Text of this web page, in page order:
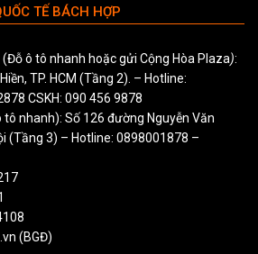
TẾ BÁCH HỢP
ô tô nhanh hoặc gửi Cộng Hòa Plaza):
TP. HCM (Tầng 2). – Hotline:
CSKH: 090 456 9878
nhanh): Số 126 đường Nguyễn Văn
(Tầng 3) – Hotline: 0898001878 –
(BGĐ)